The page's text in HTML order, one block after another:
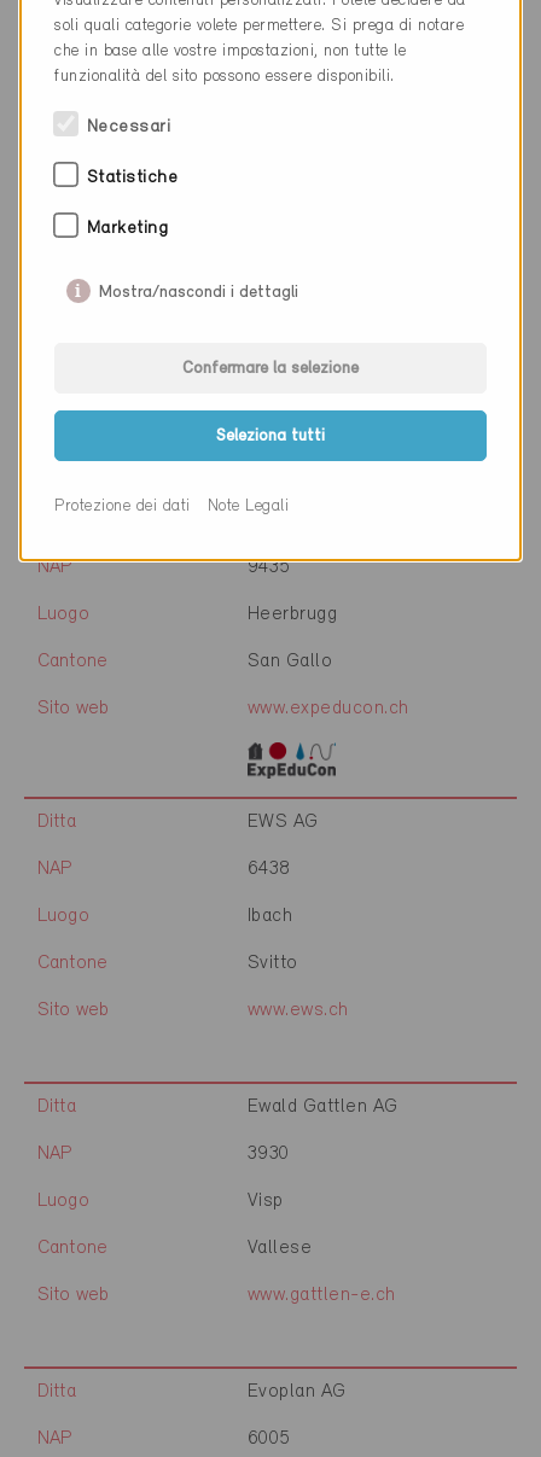
Luogo Crissier 1
Cantone
Sito web
Ditta
NAP 6710
Ticino
www.trisconiarchitettura.ch
ExpEduCon GmbH
NAP 9435
Luogo Heerbrugg
Cantone San Gallo
Sito web www.expeducon.ch
Ditta EWS AG
NAP 6438
Luogo Ibach
Cantone Svitto
Sito web www.ews.ch
Ditta Ewald Gattlen AG
NAP 3930
Luogo Visp
Cantone Vallese
Sito web www.gattlen-e.ch
Ditta Evoplan AG
NAP 6005
soli quali categorie volete permettere. Si prega di notare
che in base alle vostre impostazioni, non tutte le
funzionalità del sito possono essere disponibili.
Necessari
Statistiche
Marketing
Mostra/nascondi i dettagli
Confermare la selezione
Seleziona tutti
Protezione dei dati Note Legali